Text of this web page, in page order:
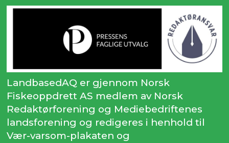
LandbasedAQ er gjennom Norsk
Fiskeoppdrett AS medlem av Norsk
Redaktørforening og Mediebedriftenes
landsforening og redigeres i henhold til
Vær-varsom-plakaten og